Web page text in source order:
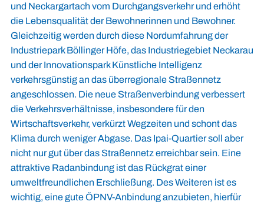
und Neckargartach vom Durchgangsverkehr und erhöht
die Lebensqualität der Bewohnerinnen und Bewohner.
Gleichzeitig werden durch diese Nordumfahrung der
Industriepark Böllinger Höfe, das Industriegebiet Neckarau
und der Innovationspark Künstliche Intelligenz
verkehrsgünstig an das überregionale Straßennetz
angeschlossen. Die neue Straßenverbindung verbessert
die Verkehrsverhältnisse, insbesondere für den
Wirtschaftsverkehr, verkürzt Wegzeiten und schont das
Klima durch weniger Abgase. Das Ipai-Quartier soll aber
nicht nur gut über das Straßennetz erreichbar sein. Eine
attraktive Radanbindung ist das Rückgrat einer
umweltfreundlichen Erschließung. Des Weiteren ist es
wichtig, eine gute ÖPNV-Anbindung anzubieten, hierfür